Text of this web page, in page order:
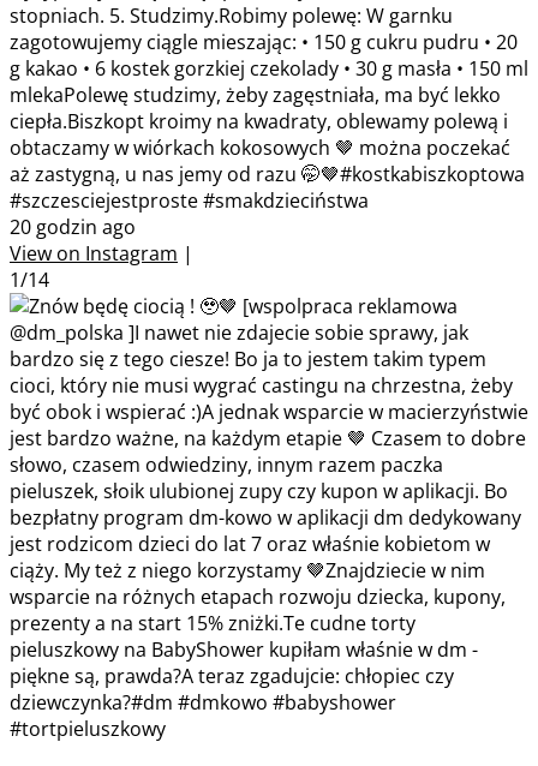
stopniach. 5. Studzimy.Robimy polewę: W garnku
zagotowujemy ciągle mieszając: • 150 g cukru pudru • 20
g kakao • 6 kostek gorzkiej czekolady • 30 g masła • 150 ml
mlekaPolewę studzimy, żeby zagęstniała, ma być lekko
ciepła.Biszkopt kroimy na kwadraty, oblewamy polewą i
obtaczamy w wiórkach kokosowych 🤎 można poczekać
aż zastygną, u nas jemy od razu 🤭🤎#kostkabiszkoptowa
#szczesciejestproste #smakdzieciństwa
20 godzin ago
View on Instagram |
1/14